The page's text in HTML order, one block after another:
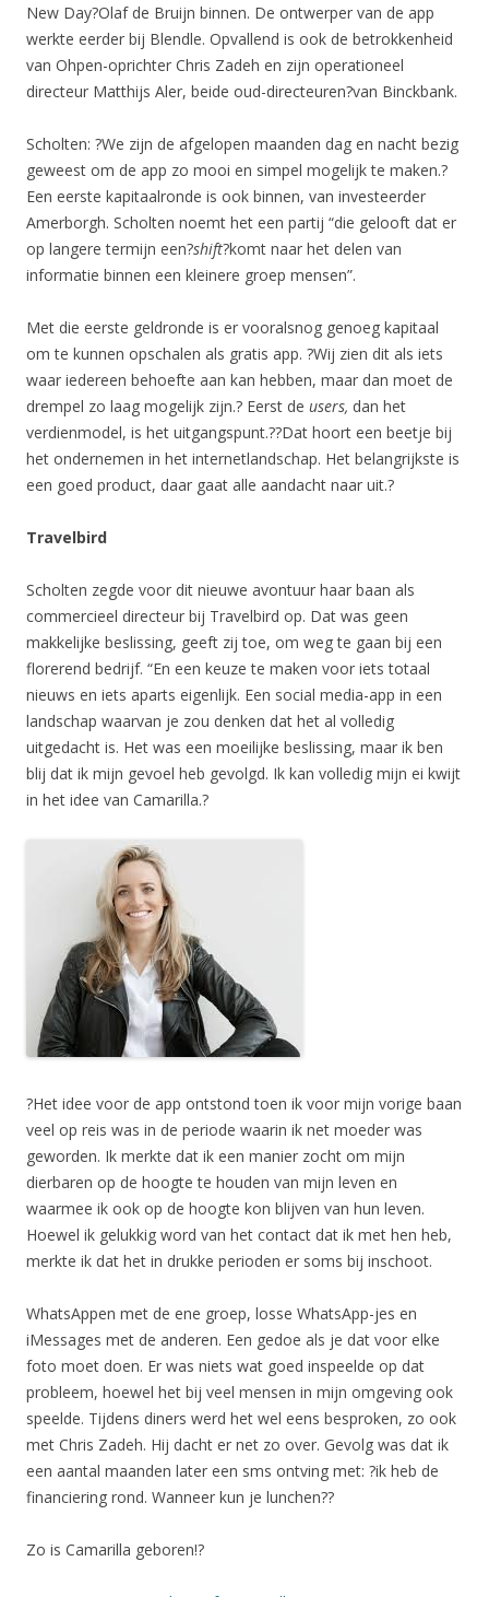
New Day?Olaf de Bruijn binnen. De ontwerper van de app
werkte eerder bij Blendle. Opvallend is ook de betrokkenheid
van Ohpen-oprichter Chris Zadeh en zijn operationeel
directeur Matthijs Aler, beide oud-directeuren?van Binckbank.
Scholten: ?We zijn de afgelopen maanden dag en nacht bezig
geweest om de app zo mooi en simpel mogelijk te maken.?
Een eerste kapitaalronde is ook binnen, van investeerder
Amerborgh. Scholten noemt het een partij “die gelooft dat er
op langere termijn een?shift?komt naar het delen van
informatie binnen een kleinere groep mensen”.
Met die eerste geldronde is er vooralsnog genoeg kapitaal
om te kunnen opschalen als gratis app. ?Wij zien dit als iets
waar iedereen behoefte aan kan hebben, maar dan moet de
drempel zo laag mogelijk zijn.? Eerst de users, dan het
verdienmodel, is het uitgangspunt.??Dat hoort een beetje bij
het ondernemen in het internetlandschap. Het belangrijkste is
een goed product, daar gaat alle aandacht naar uit.?
Travelbird
Scholten zegde voor dit nieuwe avontuur haar baan als
commercieel directeur bij Travelbird op. Dat was geen
makkelijke beslissing, geeft zij toe, om weg te gaan bij een
florerend bedrijf. “En een keuze te maken voor iets totaal
nieuws en iets aparts eigenlijk. Een social media-app in een
landschap waarvan je zou denken dat het al volledig
uitgedacht is. Het was een moeilijke beslissing, maar ik ben
blij dat ik mijn gevoel heb gevolgd. Ik kan volledig mijn ei kwijt
in het idee van Camarilla.?
?Het idee voor de app ontstond toen ik voor mijn vorige baan
veel op reis was in de periode waarin ik net moeder was
geworden. Ik merkte dat ik een manier zocht om mijn
dierbaren op de hoogte te houden van mijn leven en
waarmee ik ook op de hoogte kon blijven van hun leven.
Hoewel ik gelukkig word van het contact dat ik met hen heb,
merkte ik dat het in drukke perioden er soms bij inschoot.
WhatsAppen met de ene groep, losse WhatsApp-jes en
iMessages met de anderen. Een gedoe als je dat voor elke
foto moet doen. Er was niets wat goed inspeelde op dat
probleem, hoewel het bij veel mensen in mijn omgeving ook
speelde. Tijdens diners werd het wel eens besproken, zo ook
met Chris Zadeh. Hij dacht er net zo over. Gevolg was dat ik
een aantal maanden later een sms ontving met: ?ik heb de
financiering rond. Wanneer kun je lunchen??
Zo is Camarilla geboren!?